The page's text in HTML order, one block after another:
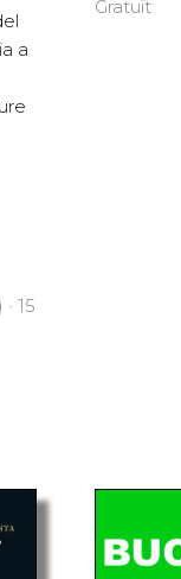
a
15
Gratuït